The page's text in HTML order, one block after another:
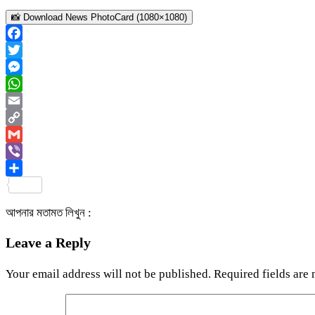
📸 Download News PhotoCard (1080×1080)
Facebook
Twitter
Messenger
WhatsApp
Email
Copy
Link
Gmail
Viber
আপনার মতামত লিখুন :
Leave a Reply
Your email address will not be published. Required fields are